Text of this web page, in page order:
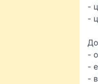
-
-
-
-
-